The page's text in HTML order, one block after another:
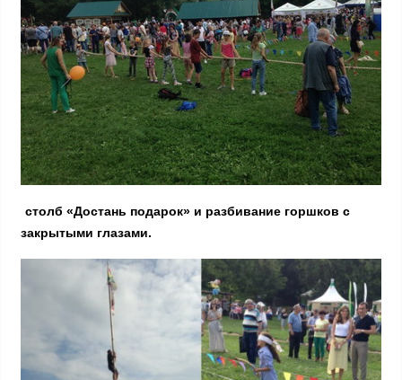
столб «Достань подарок» и разбивание горшков с
закрытыми глазами.